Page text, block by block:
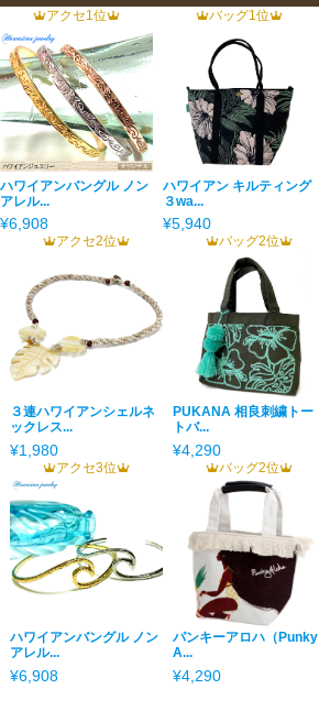
アクセ1位
ハワイアンバングル ノン
アレル...
¥6,908
バッグ1位
ハワイアン キルティング
３wa...
¥5,940
アクセ2位
３連ハワイアンシェルネ
ックレス...
¥1,980
バッグ2位
PUKANA 相良刺繍トー
トバ...
¥4,290
アクセ3位
ハワイアンバングル ノン
アレル...
¥6,908
バッグ2位
パンキーアロハ（Punky
A...
¥4,290